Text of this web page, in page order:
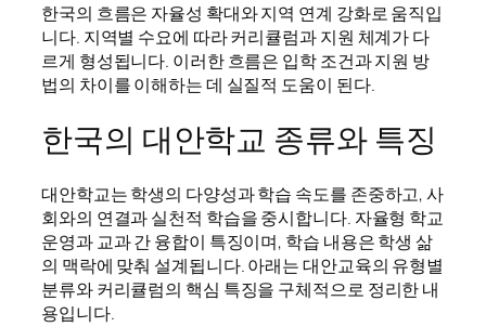
한국의 흐름은 자율성 확대와 지역 연계 강화로 움직입
니다. 지역별 수요에 따라 커리큘럼과 지원 체계가 다
르게 형성됩니다. 이러한 흐름은 입학 조건과 지원 방
법의 차이를 이해하는 데 실질적 도움이 된다.
한국의 대안학교 종류와 특징
대안학교는 학생의 다양성과 학습 속도를 존중하고, 사
회와의 연결과 실천적 학습을 중시합니다. 자율형 학교
운영과 교과 간 융합이 특징이며, 학습 내용은 학생 삶
의 맥락에 맞춰 설계됩니다. 아래는 대안교육의 유형별
분류와 커리큘럼의 핵심 특징을 구체적으로 정리한 내
용입니다.